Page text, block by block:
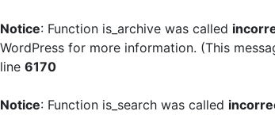
Notice: Function is_archive was called
WordPress for more information. (This
line 6170
Notice: Function is_search was called